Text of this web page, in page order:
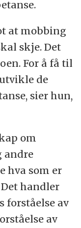
at mobbing
skje. Det
For å få til
de
sier hun,
om
andre
hva som er
handler
forståelse av
av